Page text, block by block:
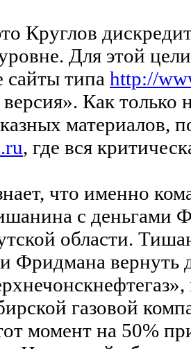
Круглов
Для этой
сайты типа http://
Как только
материалов,
, где вся
что именно
с деньгами
области.
Фридмана вернуть
газовой
момент на 50%